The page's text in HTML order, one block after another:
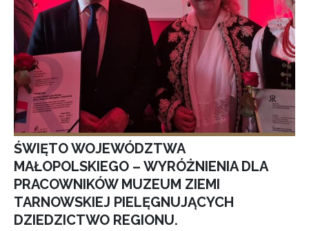
ŚWIĘTO WOJEWÓDZTWA
MAŁOPOLSKIEGO – WYRÓŻNIENIA DLA
PRACOWNIKÓW MUZEUM ZIEMI
TARNOWSKIEJ PIELĘGNUJĄCYCH
DZIEDZICTWO REGIONU.